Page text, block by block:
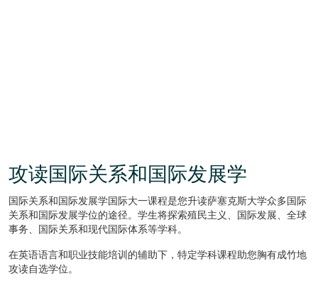
攻读国际关系和国际发展学
国际关系和国际发展学国际大一课程是您升读萨塞克斯大学众多国际
关系和国际发展学位的途径。学生将探索殖民主义、国际发展、全球
事务、国际关系和现代国际体系等学科。
在英语语言和职业技能培训的辅助下，特定学科课程助您胸有成竹地
攻读自选学位。